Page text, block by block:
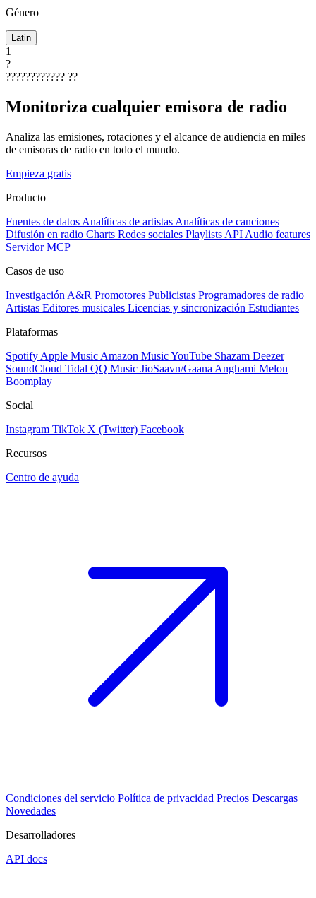
Género
Latin
1
?
???????????? ??
Monitoriza cualquier emisora de radio
Analiza las emisiones, rotaciones y el alcance de audiencia en miles
de emisoras de radio en todo el mundo.
Empieza gratis
Producto
Fuentes de datos Analíticas de artistas Analíticas de canciones
Difusión en radio Charts Redes sociales Playlists API Audio features
Servidor MCP
Casos de uso
Investigación A&R Promotores Publicistas Programadores de radio
Artistas Editores musicales Licencias y sincronización Estudiantes
Plataformas
Spotify Apple Music Amazon MusicYouTube Shazam Deezer
SoundCloud Tidal QQ Music JioSaavn/Gaana Anghami Melon
Boomplay
Social
Instagram TikTok X (Twitter) Facebook
Recursos
Centro de ayuda
Condiciones del servicio Política de privacidad Precios Descargas
Novedades
Desarrolladores
API docs